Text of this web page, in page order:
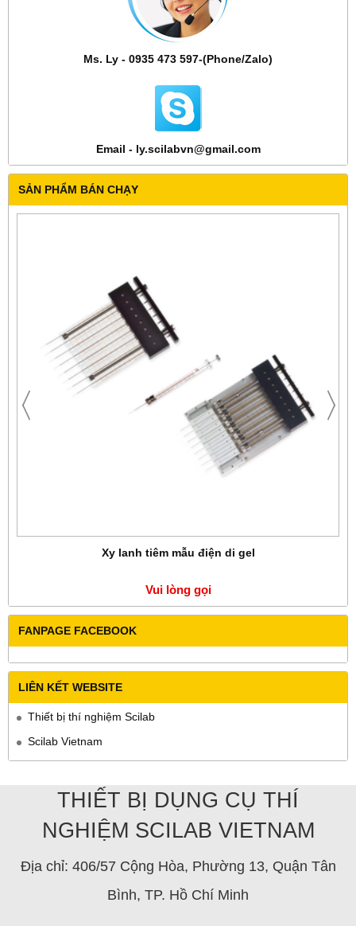
Ms. Ly - 0935 473 597-(Phone/Zalo)
Email - ly.scilabvn@gmail.com
SẢN PHẨM BÁN CHẠY
Xy lanh tiêm mẫu điện di gel
Vui lòng gọi
FANPAGE FACEBOOK
LIÊN KẾT WEBSITE
Thiết bị thí nghiệm Scilab
Scilab Vietnam
THIẾT BỊ DỤNG CỤ THÍ
NGHIỆM SCILAB VIETNAM
Địa chỉ: 406/57 Cộng Hòa, Phường 13, Quận Tân
Bình, TP. Hồ Chí Minh